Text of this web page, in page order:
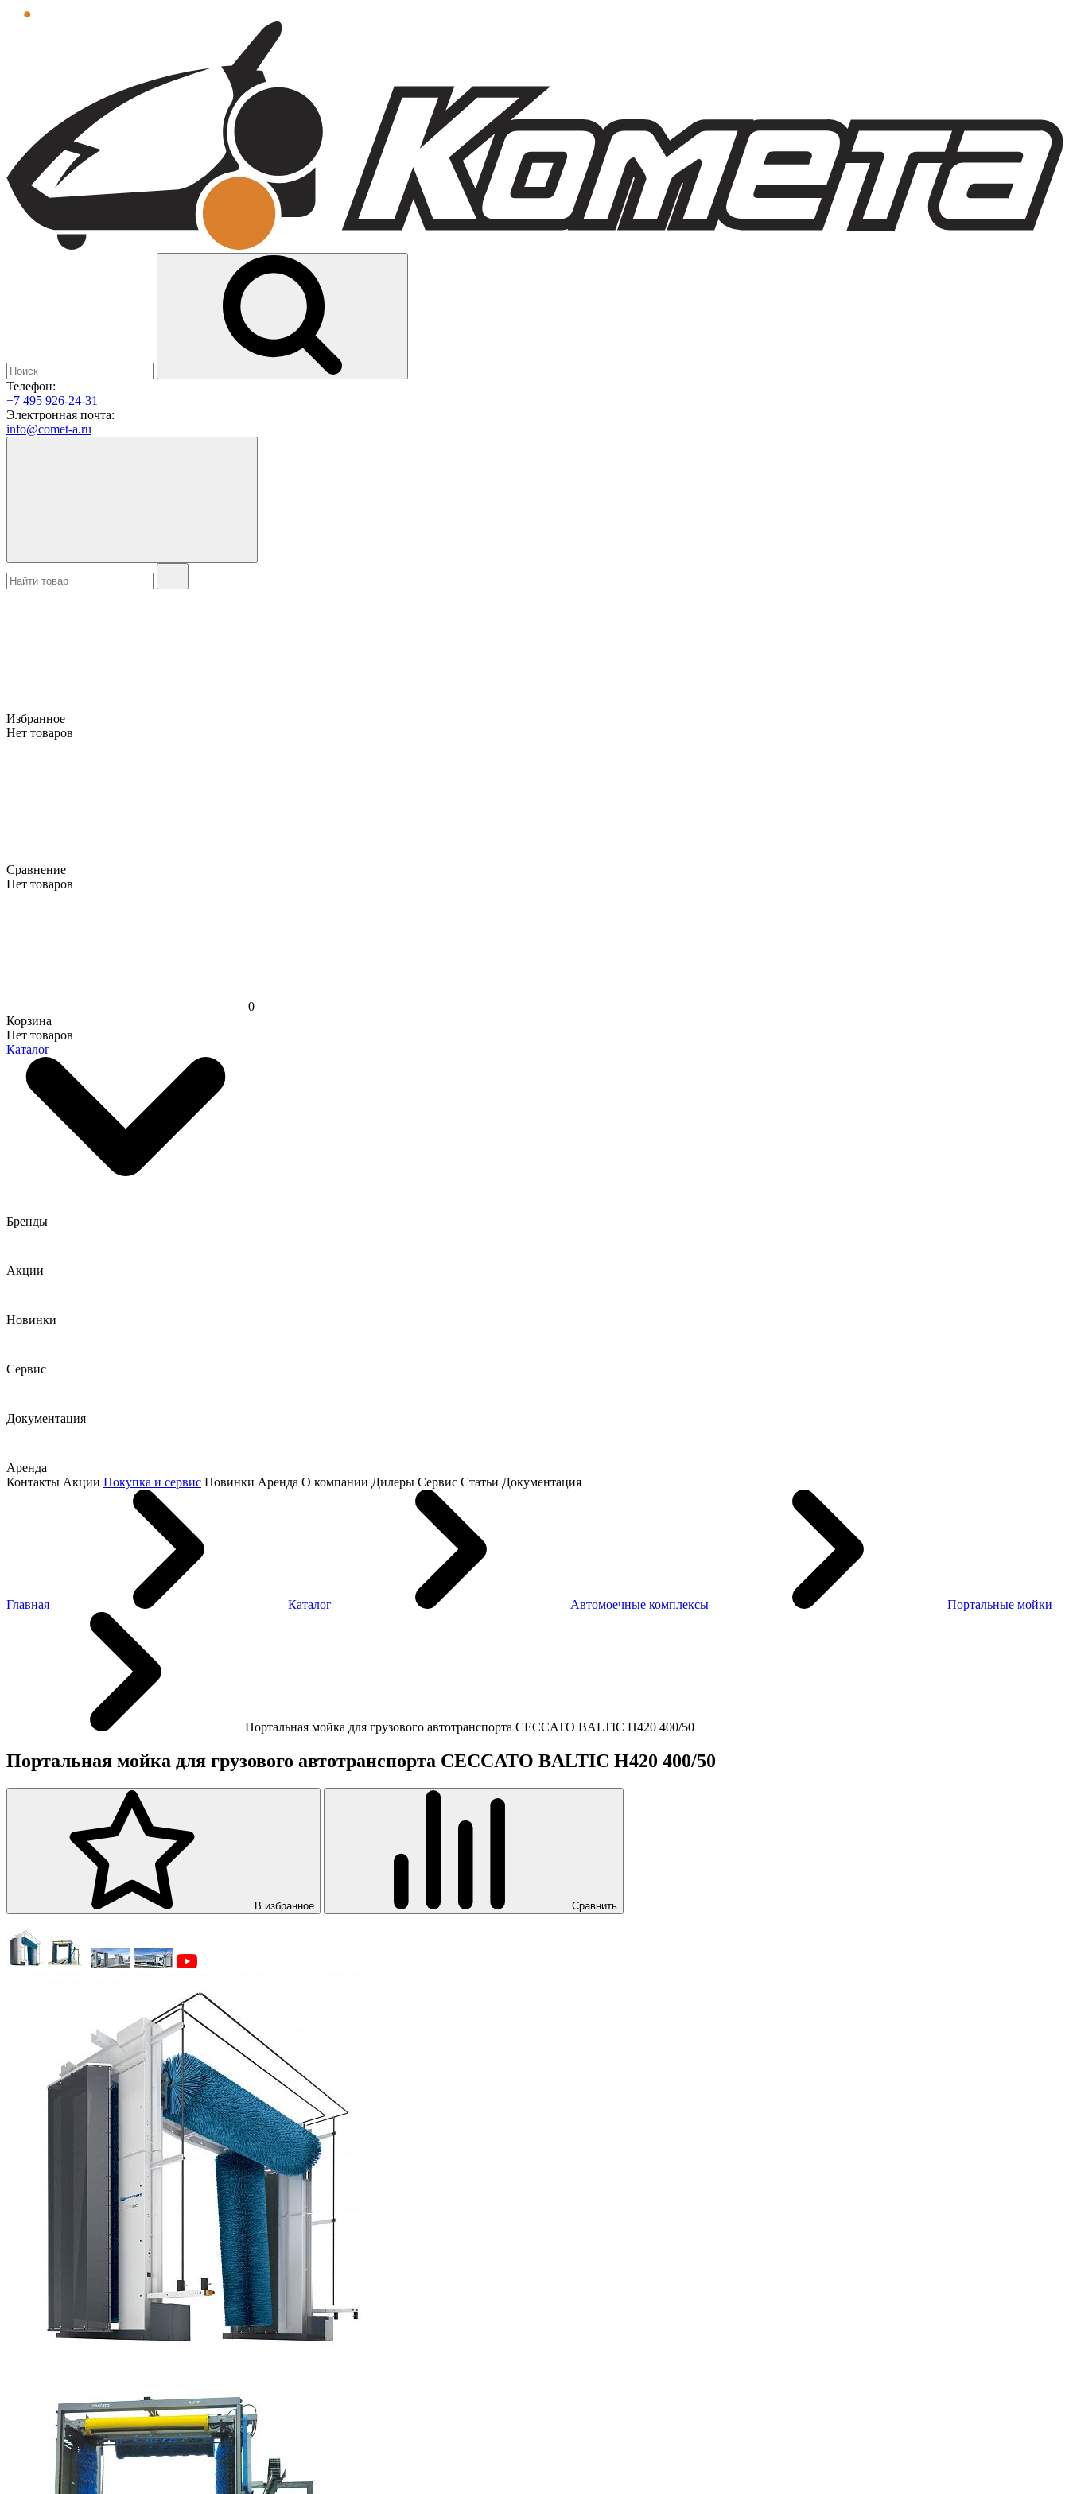
Телефон:
+7 495 926-24-31
Электронная почта:
info@comet-a.ru
Избранное
Нет товаров
Сравнение
Нет товаров
0
Корзина
Нет товаров
Каталог
Бренды
Акции
Новинки
Сервис
Документация
Аренда
Контакты Акции Покупка и сервис Новинки Аренда О компании Дилеры Сервис Статьи Документация
Главная Каталог Автомоечные комплексы Портальные мойки
Портальная мойка для грузового автотранспорта CECCATO BALTIC H420 400/50
Портальная мойка для грузового автотранспорта CECCATO BALTIC H420 400/50
В избранное Сравнить